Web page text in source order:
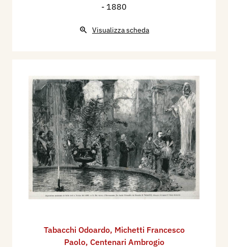
- 1880
Visualizza scheda
Tabacchi Odoardo, Michetti Francesco
Paolo, Centenari Ambrogio